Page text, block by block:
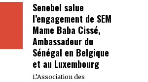
Senebel salue
l’engagement de SEM
Mame Baba Cissé,
Ambassadeur du
Sénégal en Belgique
et au Luxembourg
L’Association des